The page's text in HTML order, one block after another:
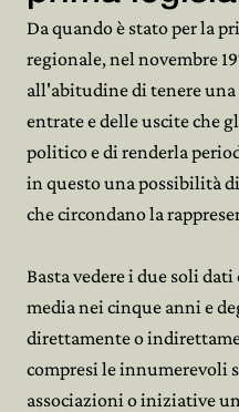
Attività e progetti
Alexander Langer
Archivio
Partecipa
Da quando è stato per la
regionale, nel novembre
all'abitudine di tenere
entrate e delle uscite che
politico e di renderla
in questo una possibilità
che circondano la
Basta vedere i due soli
media nei cinque anni e
direttamente o
compresi le innumerevoli
associazioni o iniziative